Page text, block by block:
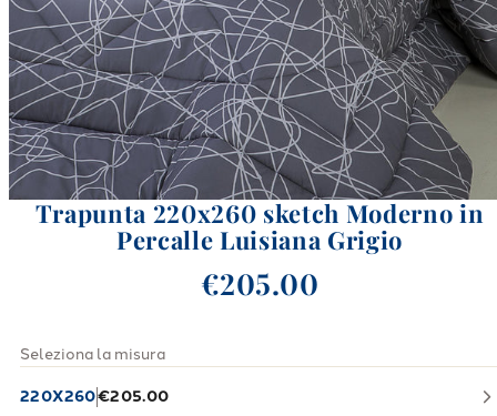
Trapunta 220x260 sketch Moderno in
Percalle Luisiana Grigio
€205.00
Seleziona la misura
220X260€205.00